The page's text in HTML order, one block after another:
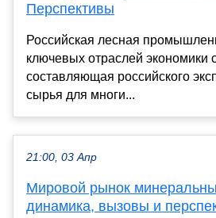
Перспективы
Российская лесная
ключевых отраслей
составляющая российского
сырья для многи...
21:00, 03 Апр
Мировой рынок
динамика, вызовы и